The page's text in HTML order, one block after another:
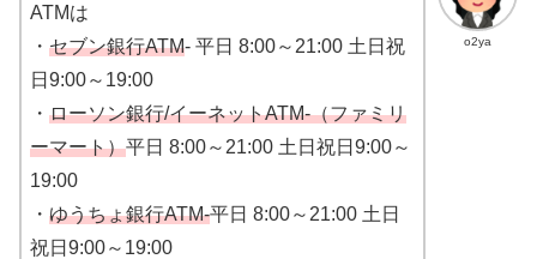
o2ya
ATMは
・ セブン銀行ATM- 平日 8:00～21:00 土日祝
日9:00～19:00
・ ローソン銀行/イーネットATM-（ファミリ
ーマート）平日 8:00～21:00 土日祝日9:00～
19:00
・ ゆうちょ銀行ATM-平日 8:00～21:00 土日
祝日9:00～19:00